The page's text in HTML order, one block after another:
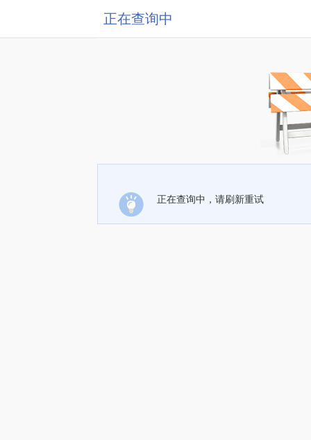
正在查询中
正在查询中，请刷新重试